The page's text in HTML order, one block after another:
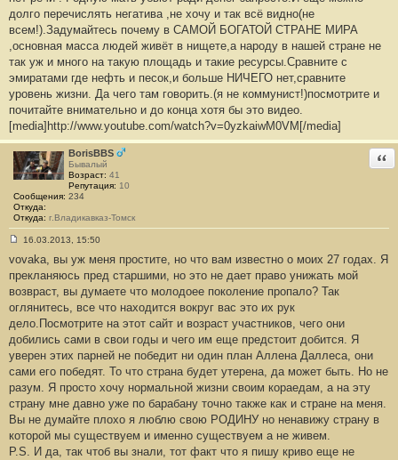
долго перечислять негатива ,не хочу и так всё видно(не
всем!).Задумайтесь почему в САМОЙ БОГАТОЙ СТРАНЕ МИРА
,основная масса людей живёт в нищете,а народу в нашей стране не
так уж и много на такую площадь и такие ресурсы.Сравните с
эмиратами где нефть и песок,и больше НИЧЕГО нет,сравните
уровень жизни. Да чего там говорить.(я не коммунист!)посмотрите и
почитайте внимательно и до конца хотя бы это видео.
[media]http://www.youtube.com/watch?v=0yzkaiwM0VM[/media]
BorisBBS
Бывалый
Возраст: 41
Репутация: 10
Сообщения: 234
Откуда:
Откуда: г.Владикавказ-Томск
о
б
щ
н
и
#
9
16.03.2013, 15:50
vovaka, вы уж меня простите, но что вам известно о моих 27 годах. Я
прекланяюсь пред старшими, но это не дает право унижать мой
возвраст, вы думаете что молодоее поколение пропало? Так
оглянитесь, все что находится вокруг вас это их рук
дело.Посмотрите на этот сайт и возраст участников, чего они
добились сами в свои годы и чего им еще предстоит добится. Я
уверен этих парней не победит ни один план Аллена Даллеса, они
сами его победят. То что страна будет утерена, да может быть. Но не
разум. Я просто хочу нормальной жизни своим кораедам, а на эту
страну мне давно уже по барабану точно также как и стране на меня.
Вы не думайте плохо я люблю свою РОДИНУ но ненавижу страну в
которой мы существуем и именно существуем а не живем.
P.S. И да, так чтоб вы знали, тот факт что я пишу криво еще не